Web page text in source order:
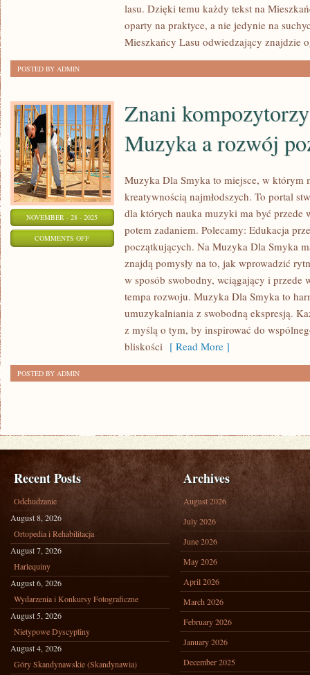
KATASTROFY
I
PRZYRODY
lasu. Dzięki temu każdy tekst na
oparty na praktyce, a nie jedynie na
Mieszkańcy Lasu odwiedzający znajdzie
POSTED BY ADMIN
NOVEMBER - 28 - 2025
COMMENTS OFFON
KOMPOZYTORZY
Znani
Muzyka a rozwój
Muzyka Dla Smyka to miejsce, w którym
kreatywnością najmłodszych. To portal
dla których nauka muzyki ma być przede
potem zadaniem. Polecamy: Edukacja
początkujących. Na Muzyka Dla Smyka
znajdą pomysły na to, jak wprowadzić
w sposób swobodny, wciągający i przede
tempa rozwoju. Muzyka Dla Smyka to
umuzykalniania z swobodną ekspresją.
z myślą o tym, by inspirować do
bliskości [ Read More ]
POSTED BY ADMIN
Recent Posts
Odchudzanie
August 8, 2026
Ortopedia i Rehabilitacja
August 7, 2026
Harlequiny
August 6, 2026
Wydarzenia i Konkursy Fotograficzne
August 5, 2026
Nietypowe Dyscypliny
August 4, 2026
Góry Skandynawskie (Skandynawia)
Archives
August 2026
July 2026
June 2026
May 2026
April 2026
March 2026
February 2026
January 2026
December 2025